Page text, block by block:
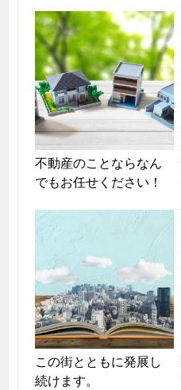
不動産のことならなん
でもお任せください！
この街とともに発展し
続けます。